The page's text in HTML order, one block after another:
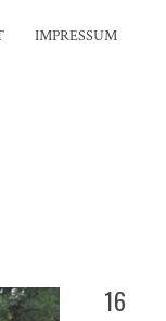
IMPRESSUM
16